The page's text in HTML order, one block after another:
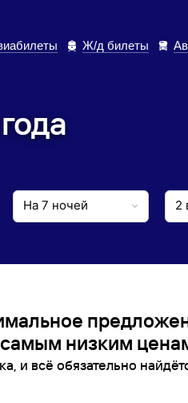
Ж/д билеты
низким
и всё обязательно